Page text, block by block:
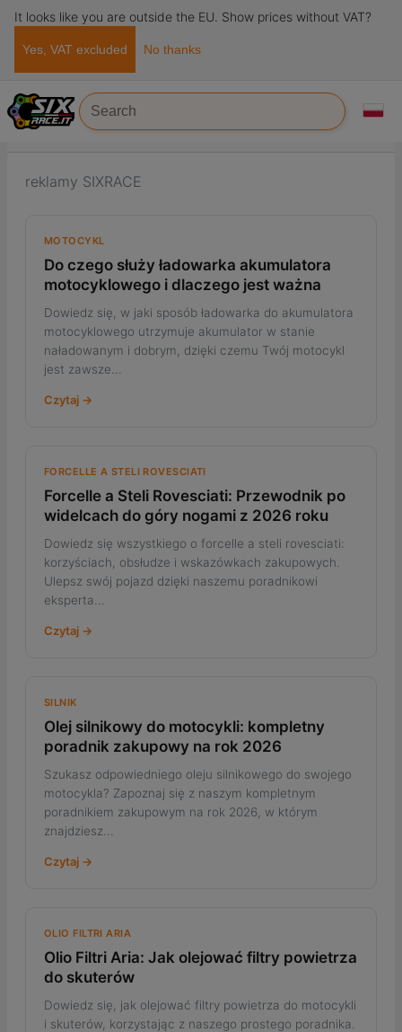
It looks like you are outside the EU. Show prices without VAT?
Yes, VAT excluded No thanks
REKLAMY
reklamy SIXRACE
MOTOCYKL
Do czego służy ładowarka akumulatora
motocyklowego i dlaczego jest ważna
Dowiedz się, w jaki sposób ładowarka do akumulatora
motocyklowego utrzymuje akumulator w stanie
naładowanym i dobrym, dzięki czemu Twój motocykl
jest zawsze...
Czytaj →
FORCELLE A STELI ROVESCIATI
Forcelle a Steli Rovesciati: Przewodnik po
widelcach do góry nogami z 2026 roku
Dowiedz się wszystkiego o forcelle a steli rovesciati:
korzyściach, obsłudze i wskazówkach zakupowych.
Ulepsz swój pojazd dzięki naszemu poradnikowi
eksperta...
Czytaj →
SILNIK
Olej silnikowy do motocykli: kompletny
poradnik zakupowy na rok 2026
Szukasz odpowiedniego oleju silnikowego do swojego
motocykla? Zapoznaj się z naszym kompletnym
poradnikiem zakupowym na rok 2026, w którym
znajdziesz...
Czytaj →
OLIO FILTRI ARIA
Olio Filtri Aria: Jak olejować filtry powietrza
do skuterów
Dowiedz się, jak olejować filtry powietrza do motocykli
i skuterów, korzystając z naszego prostego poradnika.